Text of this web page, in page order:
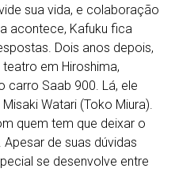
sua vida, e colaboração
acontece, Kafuku fica
Dois anos depois,
em Hiroshima,
carro Saab 900. Lá, ele
Watari (Toko Miura).
quem tem que deixar o
de suas dúvidas
se desenvolve entre